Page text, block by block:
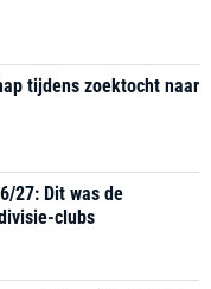
tijdens zoektocht naar
27: Dit was de
clubs